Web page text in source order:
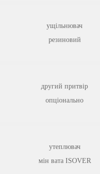
ущільнювач
резиновий
другий притвір
опціонально
утеплювач
мін вата ISOVER